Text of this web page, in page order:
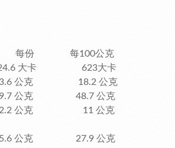
100公克
大卡 623大卡
公克 18.2 公克
克 48.7 公克
公克 11 公克
公克 27.9 公克